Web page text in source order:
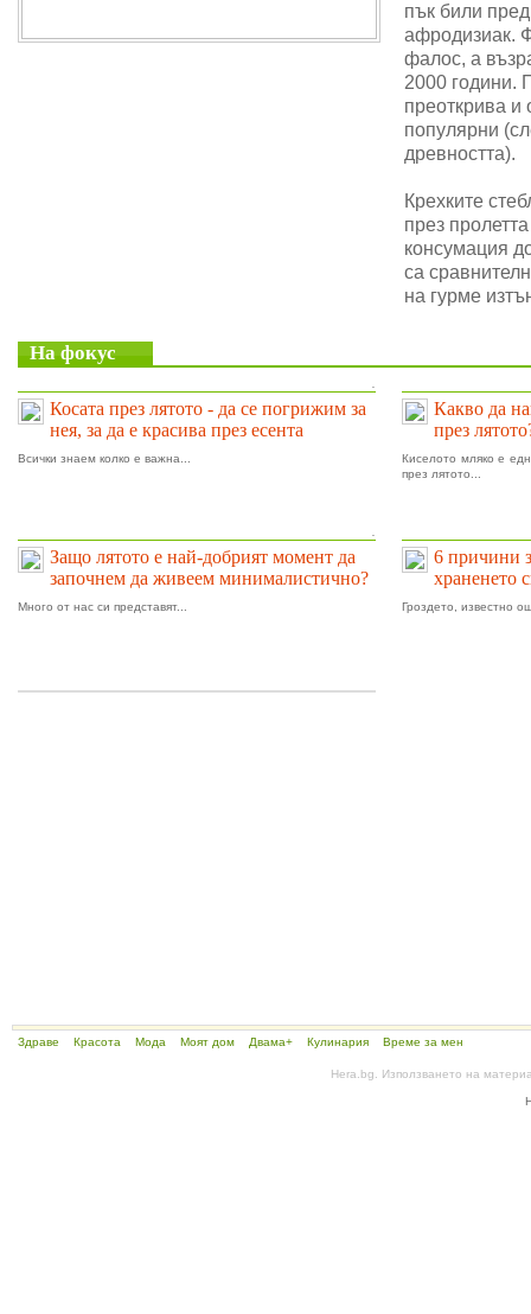
пък били
афродизиак.
фалос, а
2000 години.
преоткрива и
популярни
древността).
Крехките
през
консумация
са
на гурме
На фокус
Косата през лятото - да се погрижим за
нея, за да е красива през есента
Всички знаем колко е важна...
Какво да
през
Киселото мляко е
през лятото...
Защо лятото е най-добрият момент да
започнем да живеем минималистично?
Много от нас си представят...
6 причини
храненето
Гроздето, известно
Здраве Красота Мода Моят дом Двама+ Кулинария Време за мен
Hera.bg. Използването на